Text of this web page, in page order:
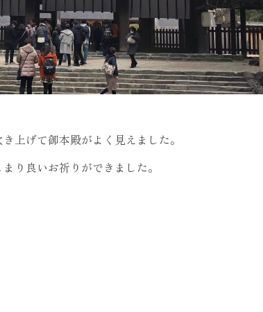
上げて御本殿がよく見えました。
り良いお祈りができました。